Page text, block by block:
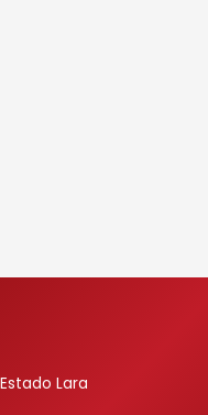
Lara